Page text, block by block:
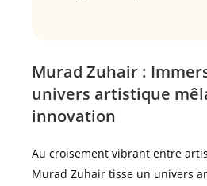
Murad Zuhair :
univers artistique
innovation
Au croisement vibrant entre
Murad Zuhair tisse un univers